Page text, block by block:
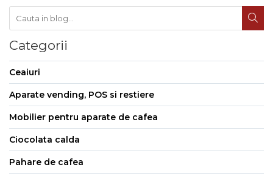
Categorii
Ceaiuri
Aparate vending, POS si restiere
Mobilier pentru aparate de cafea
Ciocolata calda
Pahare de cafea